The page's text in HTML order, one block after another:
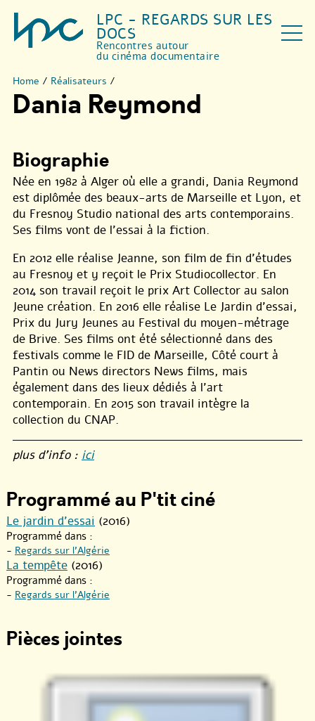
LPC - REGARDS SUR LES
DOCS
Rencontres autour
du cinéma documentaire
Home / Réalisateurs /
Dania Reymond
Biographie
Née en 1982 à Alger où elle a grandi, Dania Reymond
est diplômée des beaux-arts de Marseille et Lyon, et
du Fresnoy Studio national des arts contemporains.
Ses films vont de l’essai à la fiction.
En 2012 elle réalise Jeanne, son film de fin d’études
au Fresnoy et y reçoit le Prix Studiocollector. En
2014 son travail reçoit le prix Art Collector au salon
Jeune création. En 2016 elle réalise Le Jardin d’essai,
Prix du Jury Jeunes au Festival du moyen-métrage
de Brive. Ses films ont été sélectionné dans des
festivals comme le FID de Marseille, Côté court à
Pantin ou News directors News films, mais
également dans des lieux dédiés à l’art
contemporain. En 2015 son travail intègre la
collection du CNAP.
plus d’info : ici
Programmé au P'tit ciné
Le jardin d’essai (2016)
Programmé dans :
- Regards sur l’Algérie
La tempête (2016)
Programmé dans :
- Regards sur l’Algérie
Pièces jointes